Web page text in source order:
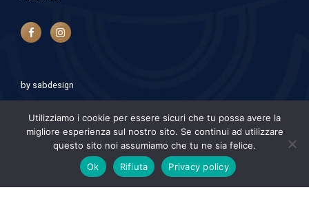
by sabdesign
© Balance Home - Coworking Brugherio. P.iva 11528240960
Utilizziamo i cookie per essere sicuri che tu possa avere la
migliore esperienza sul nostro sito. Se continui ad utilizzare
questo sito noi assumiamo che tu ne sia felice.
Ok
Rifiuta Privacy policy